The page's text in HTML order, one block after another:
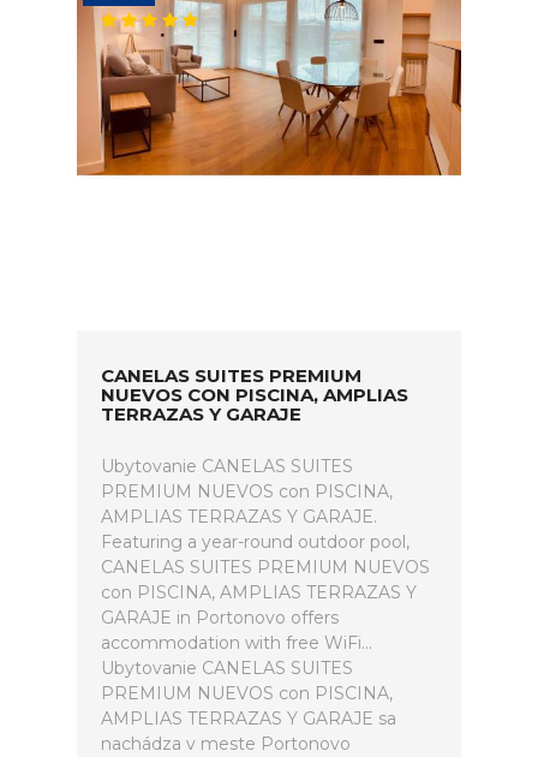
CANELAS SUITES PREMIUM
NUEVOS CON PISCINA, AMPLIAS
TERRAZAS Y GARAJE
Ubytovanie CANELAS SUITES
PREMIUM NUEVOS con PISCINA,
AMPLIAS TERRAZAS Y GARAJE.
Featuring a year-round outdoor pool,
CANELAS SUITES PREMIUM NUEVOS
con PISCINA, AMPLIAS TERRAZAS Y
GARAJE in Portonovo offers
accommodation with free WiFi...
Ubytovanie CANELAS SUITES
PREMIUM NUEVOS con PISCINA,
AMPLIAS TERRAZAS Y GARAJE sa
nachádza v meste Portonovo